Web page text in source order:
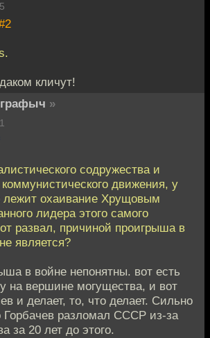
кличут!
»
содружества и
движения, у
лежит охаивание Хрущовым
лидера этого самого
развал, причиной проигрыша в
является?
в войне непонятны. вот есть
на вершине могущества, и вот
и делает, то, что делает. Сильно
Горбачев разломал СССР из-за
за 20 лет до этого.